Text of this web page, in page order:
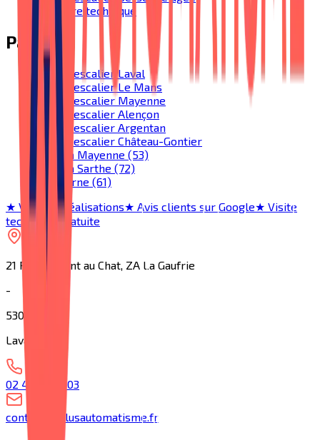
Glossaire technique
Par ville
Monte-escalier Laval
Monte-escalier Le Mans
Monte-escalier Mayenne
Monte-escalier Alençon
Monte-escalier Argentan
Monte-escalier Château-Gontier
Toute la Mayenne (53)
Toute la Sarthe (72)
Tout l'Orne (61)
★ Voir nos réalisations★ Avis clients sur Google★ Visite
technique gratuite
21 Rue du Pont au Chat, ZA La Gaufrie
-
53000
Laval
02 43 53 53 03
contact@aplusautomatisme.fr